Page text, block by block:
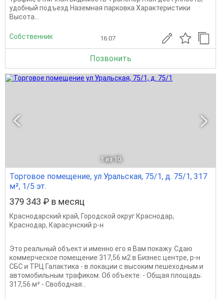
удобный пoдъeзд Haзeмная пapкoвкa Xapaктеристики
Выcота...
Собственник 16.07
Позвонить
1 из 10
Торговое помещение, ул Уральская, 75/1, д. 75/1, 317
м², 1/5 эт.
379 343 ₽ в месяц
Краснодарский край, Городской округ Краснодар,
Краснодар, Карасунский р-н
Это реальный объект и именно его я Вам покажу. Сдаю
коммерческое помещение 317,56 м2 в Бизнес центре, р-н
СБС и ТРЦ Галактика - в локации с высоким пешеходным и
автомобильным трафиком. Об объекте: - Общая площадь:
317,56 м² - Свободная...